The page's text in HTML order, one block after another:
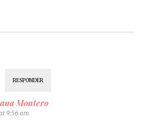
RESPONDER
Montero
9:56 am